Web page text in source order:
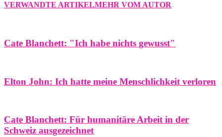
VERWANDTE ARTIKELMEHR VOM AUTOR
Cate Blanchett: "Ich habe nichts gewusst"
Elton John: Ich hatte meine Menschlichkeit verloren
Cate Blanchett: Für humanitäre Arbeit in der
Schweiz ausgezeichnet